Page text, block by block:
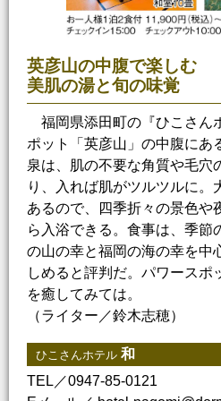
英彦山の中腹で楽しむ
美肌の湯と旬の味覚
福岡県添田町の『ひこさん
ポット「英彦山」の中腹にあ
泉は、肌の不要な角質や毛穴
り、入れば肌がツルツルに。
あるので、四季折々の景色や
ら入浴できる。食事は、季節
の山の幸と福岡の海の幸を中
しめると評判だ。パワースポ
を癒してみては。
（ライター／鈴木志穂）
ひこさんホテル 和
TEL／0947-85-0121